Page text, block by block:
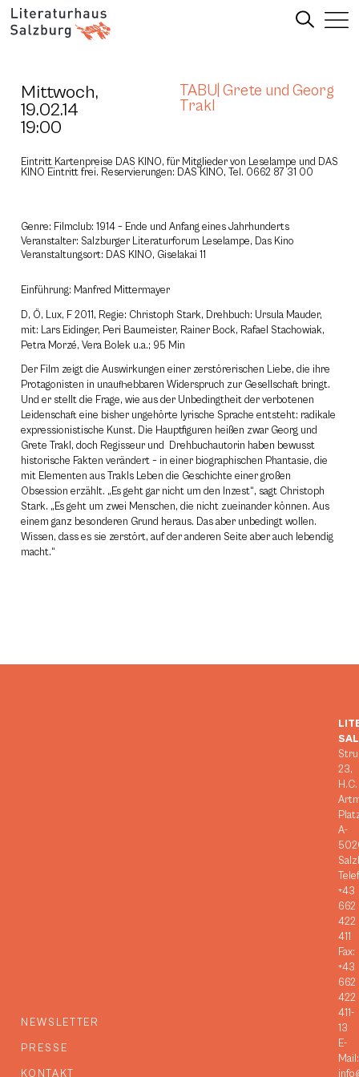
Mittwoch,
19.02.14
19:00
TABU| Grete und Georg
Trakl
Eintritt Kartenpreise DAS KINO, für Mitglieder von Leselampe und DAS
KINO Eintritt frei. Reservierungen: DAS KINO, Tel. 0662 87 31 00
Genre: Filmclub: 1914 – Ende und Anfang eines Jahrhunderts
Veranstalter: Salzburger Literaturforum Leselampe, Das Kino
Veranstaltungsort: DAS KINO, Giselakai 11
Einführung: Manfred Mittermayer
D, Ö, Lux, F 2011, Regie: Christoph Stark, Drehbuch: Ursula Mauder,
mit: Lars Eidinger, Peri Baumeister, Rainer Bock, Rafael Stachowiak,
Petra Morzé, Vera Bolek u.a.; 95 Min
Der Film zeigt die Auswirkungen einer zerstörerischen Liebe, die ihre
Protagonisten in unaufhebbaren Widerspruch zur Gesellschaft bringt.
Und er stellt die Frage, wie aus der Unbedingtheit der verbotenen
Leidenschaft eine bisher ungehörte lyrische Sprache entsteht: radikale
expressionistische Kunst. Die Hauptfiguren heißen zwar Georg und
Grete Trakl, doch Regisseur und Drehbuchautorin haben bewusst
historische Fakten verändert – in einer biographischen Phantasie, die
mit Elementen aus Trakls Leben die Geschichte einer großen
Obsession erzählt. „Es geht gar nicht um den Inzest“, sagt Christoph
Stark. „Es geht um zwei Menschen, die nicht zueinander können. Aus
einem ganz besonderen Grund heraus. Das aber unbedingt wollen.
Wissen, dass es sie zerstört, auf der anderen Seite aber auch lebendig
macht.“
NEWSLETTER
PRESSE
KONTAKT
23,
H.C.
A-
+43
662
422
411
Fax:
+43
662
422
411-
13
E-
Mail: